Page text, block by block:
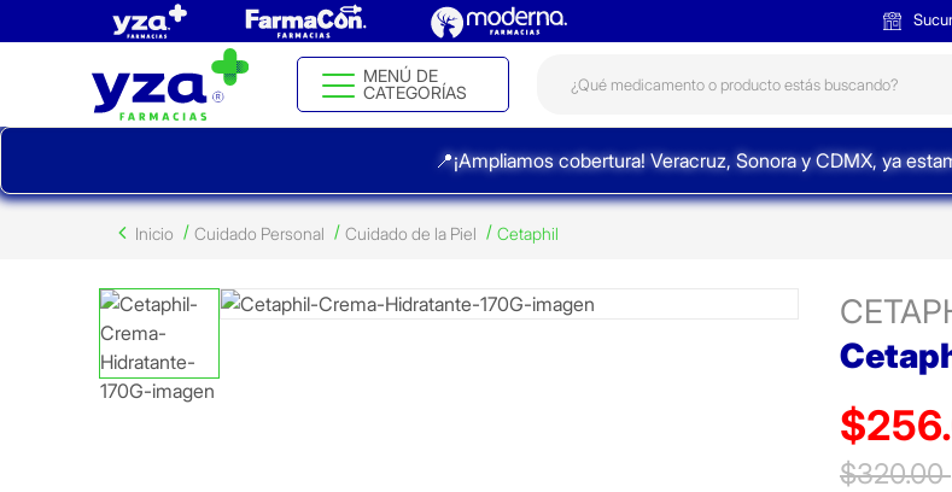
MENÚ DE
CATEGORÍAS
📍¡Ampliamos cobertura! Veracruz, Sonora y CDMX, ya
Inicio Cuidado Personal Cuidado de la Piel Cetaphil
Precio
$320.00